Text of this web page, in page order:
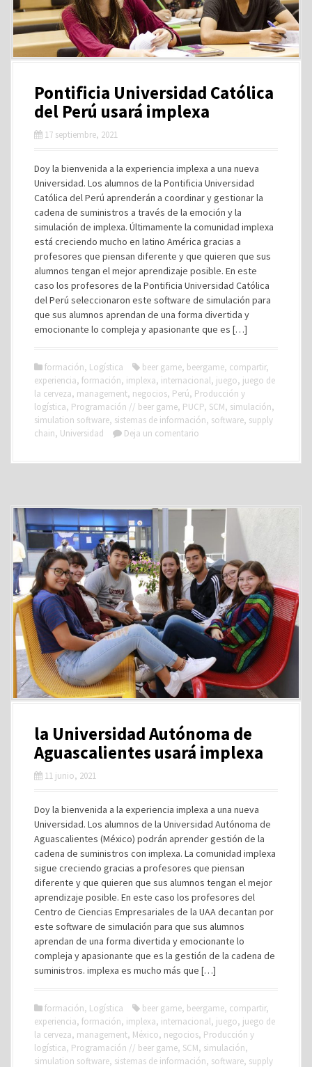
Pontificia Universidad Católica
del Perú usará implexa
17 septiembre, 2021
Doy la bienvenida a la experiencia implexa a una nueva
Universidad. Los alumnos de la Pontificia Universidad
Católica del Perú aprenderán a coordinar y gestionar la
cadena de suministros a través de la emoción y la
simulación de implexa. Últimamente la comunidad implexa
está creciendo mucho en latino América gracias a
profesores que piensan diferente y que quieren que sus
alumnos tengan el mejor aprendizaje posible. En este
caso los profesores de la Pontificia Universidad Católica
del Perú seleccionaron este software de simulación para
que sus alumnos aprendan de una forma divertida y
emocionante lo compleja y apasionante que es […]
formación, Logística beer game, beergame, compartir,
experiencia, formación, implexa, internacional, juego, juego de
la cerveza, management, negocios, Perú, Producción y
logística, Programación // beer game, PUCP, SCM, simulación,
simulation software, sistemas de información, software, supply
chain, Universidad Deja un comentario
la Universidad Autónoma de
Aguascalientes usará implexa
11 junio, 2021
Doy la bienvenida a la experiencia implexa a una nueva
Universidad. Los alumnos de la Universidad Autónoma de
Aguascalientes (México) podrán aprender gestión de la
cadena de suministros con implexa. La comunidad implexa
sigue creciendo gracias a profesores que piensan
diferente y que quieren que sus alumnos tengan el mejor
aprendizaje posible. En este caso los profesores del
Centro de Ciencias Empresariales de la UAA decantan por
este software de simulación para que sus alumnos
aprendan de una forma divertida y emocionante lo
compleja y apasionante que es la gestión de la cadena de
suministros. implexa es mucho más que […]
formación, Logística beer game, beergame, compartir,
experiencia, formación, implexa, internacional, juego, juego de
la cerveza, management, México, negocios, Producción y
logística, Programación // beer game, SCM, simulación,
simulation software, sistemas de información, software, supply